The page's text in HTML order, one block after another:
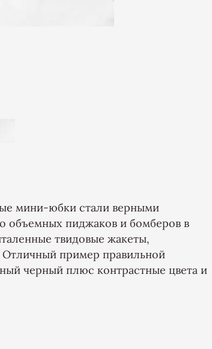
мини-юбки стали верными
объемных пиджаков и бомберов в
твидовые жакеты,
пример правильной
черный плюс контрастные цвета и